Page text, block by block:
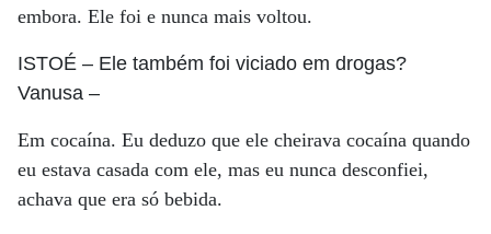
embora. Ele foi e nunca mais voltou.
ISTOÉ – Ele também foi viciado em drogas?
Vanusa –
Em cocaína. Eu deduzo que ele cheirava cocaína quando
eu estava casada com ele, mas eu nunca desconfiei,
achava que era só bebida.